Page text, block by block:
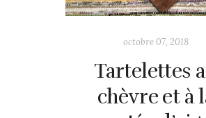
octobre 07, 2018
Tartelettes
chèvre et à